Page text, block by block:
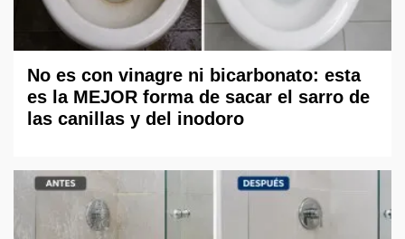
No es con vinagre ni bicarbonato: esta
es la MEJOR forma de sacar el sarro de
las canillas y del inodoro